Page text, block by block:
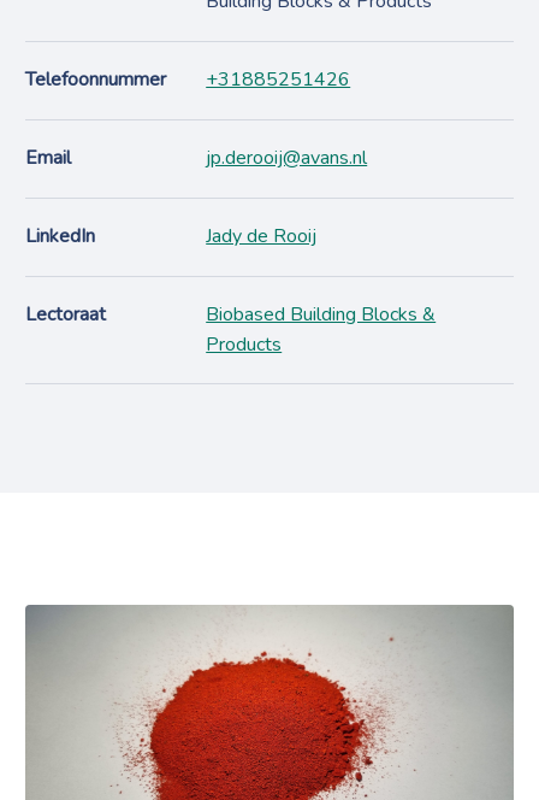
Telefoonnummer +31885251426
Email jp.derooij@avans.nl
LinkedIn Jady de Rooij
Lectoraat
Biobased Building Blocks &
Products